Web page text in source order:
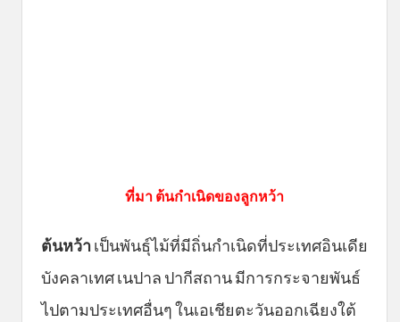
ที่มา ต้นกำเนิดของลูกหว้า
ต้นหว้าเป็นพันธุ์ไม้ที่มีถิ่นกำเนิดที่ประเทศอินเดีย
บังคลาเทศ เนปาล ปากีสถาน มีการกระจายพันธ์
ไปตามประเทศอื่นๆ ในเอเชียตะวันออกเฉียงใต้